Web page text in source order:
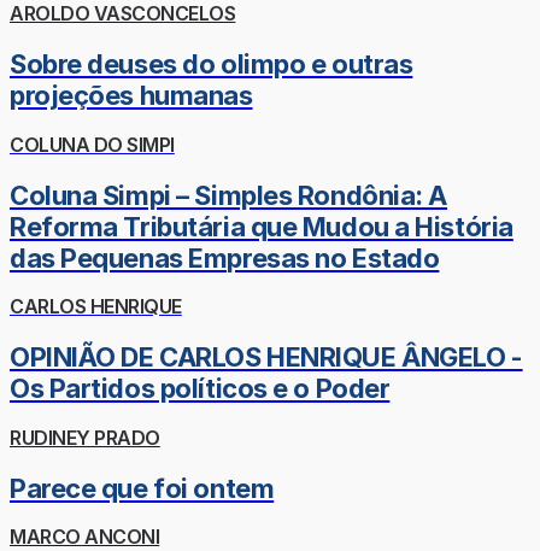
AROLDO VASCONCELOS
Sobre deuses do olimpo e outras
projeções humanas
COLUNA DO SIMPI
Coluna Simpi – Simples Rondônia: A
Reforma Tributária que Mudou a História
das Pequenas Empresas no Estado
CARLOS HENRIQUE
OPINIÃO DE CARLOS HENRIQUE ÂNGELO -
Os Partidos políticos e o Poder
RUDINEY PRADO
Parece que foi ontem
MARCO ANCONI